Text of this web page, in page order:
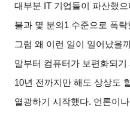
대부분 IT 기업들이 파산했
불과 몇 분의1 수준으로 폭락
그럼 왜 이런 일이 일어났을
말부터 컴퓨터가 보편화되기
10년 전까지만 해도 상상도
열광하기 시작했다. 언론이